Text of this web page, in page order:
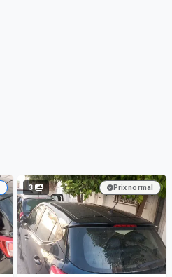
3 Prix normal